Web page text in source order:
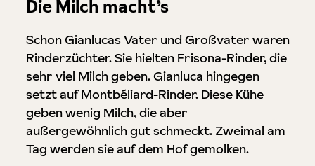
Die Milch macht’s
Schon Gianlucas Vater und Großvater waren
Rinderzüchter. Sie hielten Frisona-Rinder, die
sehr viel Milch geben. Gianluca hingegen
setzt auf Montbéliard-Rinder. Diese Kühe
geben wenig Milch, die aber
außergewöhnlich gut schmeckt. Zweimal am
Tag werden sie auf dem Hof gemolken.